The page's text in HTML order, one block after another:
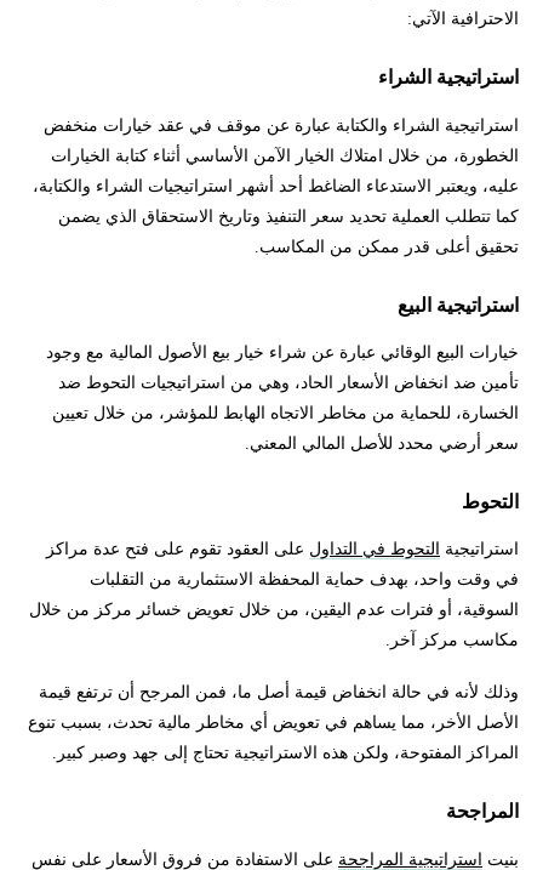
الاحترافية الآتي:
استراتيجية الشراء
استراتيجية الشراء والكتابة عبارة عن موقف في عقد خيارات منخفض
الخطورة، من خلال امتلاك الخيار الآمن الأساسي أثناء كتابة الخيارات
عليه، ويعتبر الاستدعاء الضاغط أحد أشهر استراتيجيات الشراء والكتابة،
كما تتطلب العملية تحديد سعر التنفيذ وتاريخ الاستحقاق الذي يضمن
تحقيق أعلى قدر ممكن من المكاسب.
استراتيجية البيع
خيارات البيع الوقائي عبارة عن شراء خيار بيع الأصول المالية مع وجود
تأمين ضد انخفاض الأسعار الحاد، وهي من استراتيجيات التحوط ضد
الخسارة، للحماية من مخاطر الاتجاه الهابط للمؤشر، من خلال تعيين
سعر أرضي محدد للأصل المالي المعني.
التحوط
استراتيجية التحوط في التداول على العقود تقوم على فتح عدة مراكز
في وقت واحد، بهدف حماية المحفظة الاستثمارية من التقلبات
السوقية، أو فترات عدم اليقين، من خلال تعويض خسائر مركز من خلال
مكاسب مركز آخر.
وذلك لأنه في حالة انخفاض قيمة أصل ما، فمن المرجح أن ترتفع قيمة
الأصل الأخر، مما يساهم في تعويض أي مخاطر مالية تحدث، بسبب تنوع
المراكز المفتوحة، ولكن هذه الاستراتيجية تحتاج إلى جهد وصبر كبير.
المراجحة
بنيت استراتيجية المراجحة على الاستفادة من فروق الأسعار على نفس